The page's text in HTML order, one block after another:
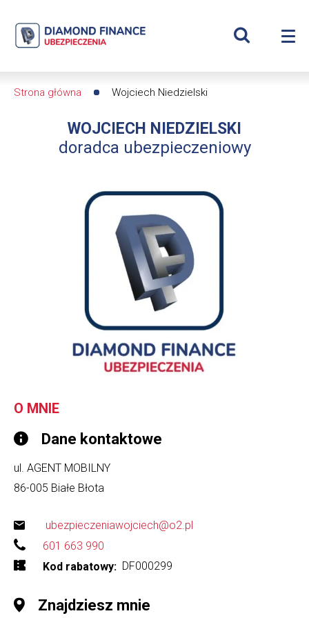
Wojciech
Diamond
Finance
Wyświetl
nawigacyjna
Strona główna Wojciech Niedzielski
WOJCIECH NIEDZIELSKI
doradca ubezpieczeniowy
O MNIE
Dane kontaktowe
ul. AGENT MOBILNY
86-005 Białe Błota
ubezpieczeniawojciech@o2.pl
601 663 990
Kod rabatowy
DF000299
Znajdziesz mnie